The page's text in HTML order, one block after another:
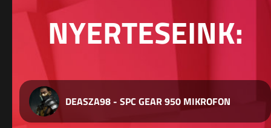
NYERTESEINK:
DEASZA98 - SPC GEAR 950 MIKROFON